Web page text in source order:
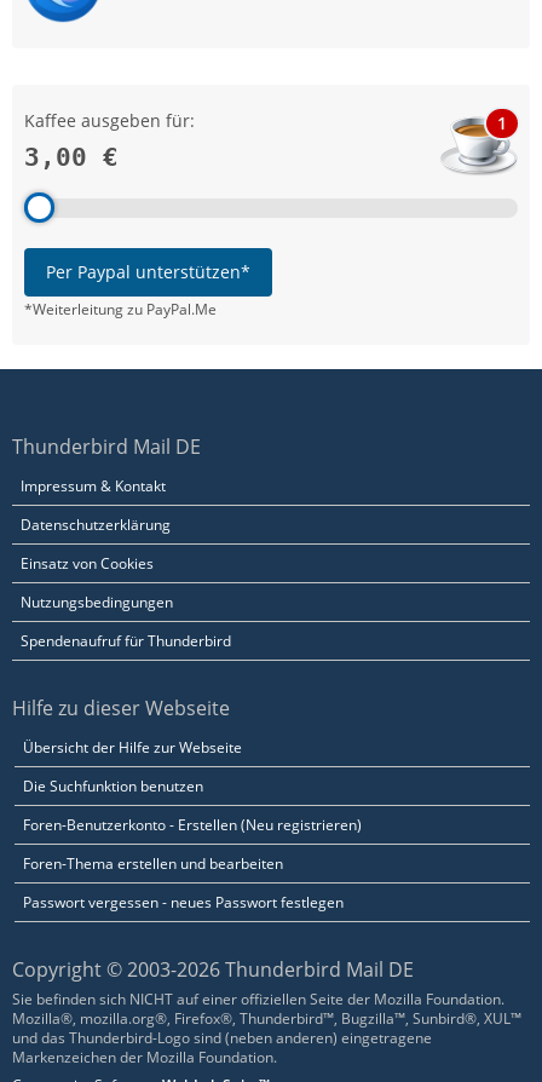
Kaffee ausgeben für:
3,00 €
1
Per Paypal unterstützen*
*Weiterleitung zu PayPal.Me
Thunderbird Mail DE
Impressum & Kontakt
Datenschutzerklärung
Einsatz von Cookies
Nutzungsbedingungen
Spendenaufruf für Thunderbird
Hilfe zu dieser Webseite
Übersicht der Hilfe zur Webseite
Die Suchfunktion benutzen
Foren-Benutzerkonto - Erstellen (Neu registrieren)
Foren-Thema erstellen und bearbeiten
Passwort vergessen - neues Passwort festlegen
Copyright © 2003-2026 Thunderbird Mail DE
Sie befinden sich NICHT auf einer offiziellen Seite der Mozilla Foundation.
Mozilla®, mozilla.org®, Firefox®, Thunderbird™, Bugzilla™, Sunbird®, XUL™
und das Thunderbird-Logo sind (neben anderen) eingetragene
Markenzeichen der Mozilla Foundation.